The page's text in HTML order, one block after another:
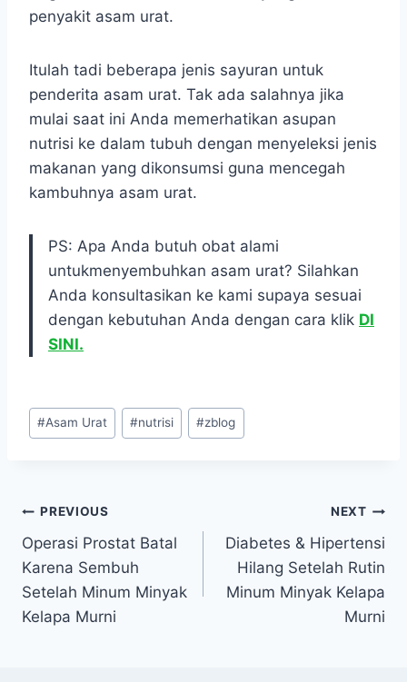
penyakit asam urat.
Itulah tadi beberapa jenis sayuran untuk
penderita asam urat. Tak ada salahnya jika
mulai saat ini Anda memerhatikan asupan
nutrisi ke dalam tubuh dengan menyeleksi jenis
makanan yang dikonsumsi guna mencegah
kambuhnya asam urat.
PS: Apa Anda butuh obat alami
untukmenyembuhkan asam urat? Silahkan
Anda konsultasikan ke kami supaya sesuai
dengan kebutuhan Anda dengan cara klik DI
SINI.
Post
Tags:
#Asam Urat #nutrisi #zblog
Navigasi
pos
PREVIOUS
Operasi Prostat Batal
Karena Sembuh
Setelah Minum Minyak
Kelapa Murni
NEXT
Diabetes & Hipertensi
Hilang Setelah Rutin
Minum Minyak Kelapa
Murni